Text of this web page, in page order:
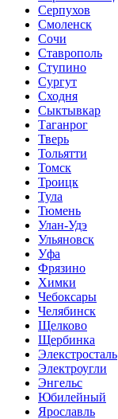
Серпухов
Смоленск
Сочи
Ставрополь
Ступино
Сургут
Сходня
Сыктывкар
Таганрог
Тверь
Тольятти
Томск
Троицк
Тула
Тюмень
Улан-Удэ
Ульяновск
Уфа
Фрязино
Химки
Чебоксары
Челябинск
Щелково
Щербинка
Элекстросталь
Электроугли
Энгельс
Юбилейный
Ярославль